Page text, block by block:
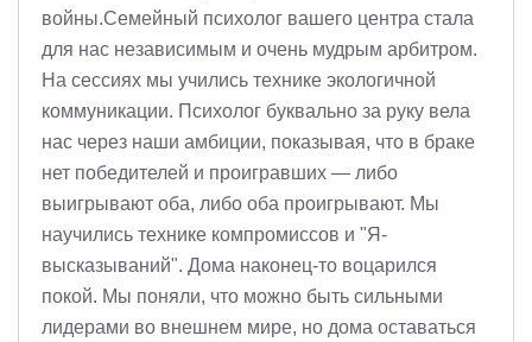
войны.Семейный психолог вашего центра стала
для нас независимым и очень мудрым арбитром.
На сессиях мы учились технике экологичной
коммуникации. Психолог буквально за руку вела
нас через наши амбиции, показывая, что в браке
нет победителей и проигравших — либо
выигрывают оба, либо оба проигрывают. Мы
научились технике компромиссов и "Я-
высказываний". Дома наконец-то воцарился
покой. Мы поняли, что можно быть сильными
лидерами во внешнем мире, но дома оставаться